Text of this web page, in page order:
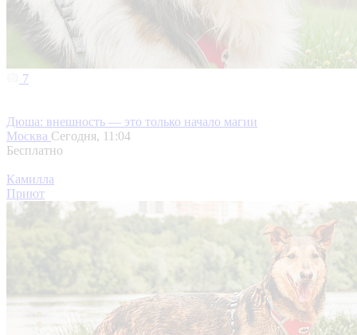
7
Дюша: внешность — это только начало магии
Москва Сегодня, 11:04
Бесплатно
Камилла
Приют